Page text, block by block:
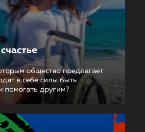
общество предлагает
в себе силы быть
помогать другим?